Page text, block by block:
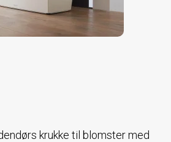
krukke til blomster med